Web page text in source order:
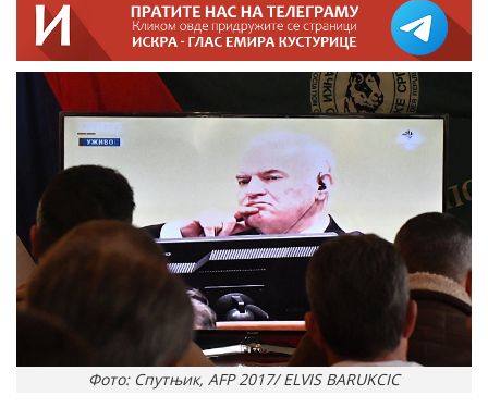
Фото: Спутњик, AFP 2017/ ELVIS BARUKCIC